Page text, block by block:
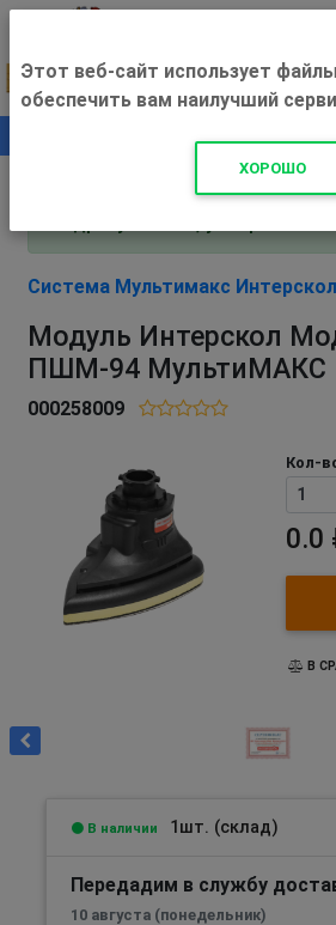
+500 ₽
Внимание! С 3 августа
Система Мультимакс Интерскол
Модуль Интерскол
ПШМ-94 МультиМАКС
000258009
Кол-
0.0
В
В наличии 1шт. (склад)
Передадим в службу
10 августа (понедельник)
Этот веб-сайт использует
обеспечить вам наилучший
ХОРОШО